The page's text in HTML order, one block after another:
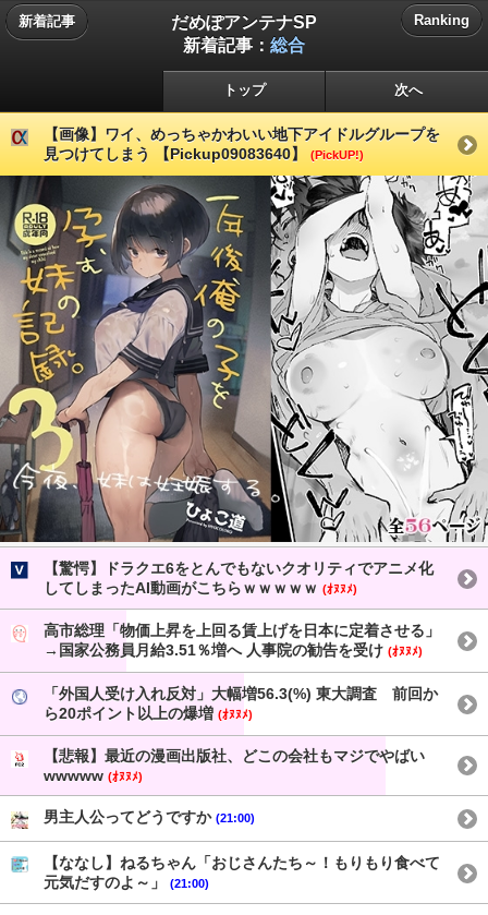
新着記事
だめぽアンテナSP
新着記事： 総合
Ranking
トップ 次へ
【画像】ワイ、めっちゃかわいい地下アイドルグループを
見つけてしまう 【Pickup09083640】
(PickUP!)
【驚愕】ドラクエ6をとんでもないクオリティでアニメ化
してしまったAI動画がこちらｗｗｗｗｗ (ｵﾇﾇﾒ)
高市総理「物価上昇を上回る賃上げを日本に定着させる」
→国家公務員月給3.51％増へ 人事院の勧告を受け (ｵﾇﾇﾒ)
「外国人受け入れ反対」大幅増56.3(%) 東大調査 前回か
ら20ポイント以上の爆増 (ｵﾇﾇﾒ)
【悲報】最近の漫画出版社、どこの会社もマジでやばい
wwwww (ｵﾇﾇﾒ)
男主人公ってどうですか (21:00)
【ななし】ねるちゃん「おじさんたち～！もりもり食べて
元気だすのよ～」
(21:00)